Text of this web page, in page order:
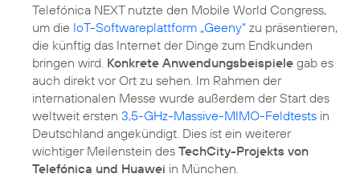
Telefónica NEXT nutzte den Mobile World Congress,
um die IoT-Softwareplattform „Geeny“ zu präsentieren,
die künftig das Internet der Dinge zum Endkunden
bringen wird. Konkrete Anwendungsbeispiele gab es
auch direkt vor Ort zu sehen. Im Rahmen der
internationalen Messe wurde außerdem der Start des
weltweit ersten 3,5-GHz-Massive-MIMO-Feldtests in
Deutschland angekündigt. Dies ist ein weiterer
wichtiger Meilenstein des TechCity-Projekts von
Telefónica und Huawei in München.